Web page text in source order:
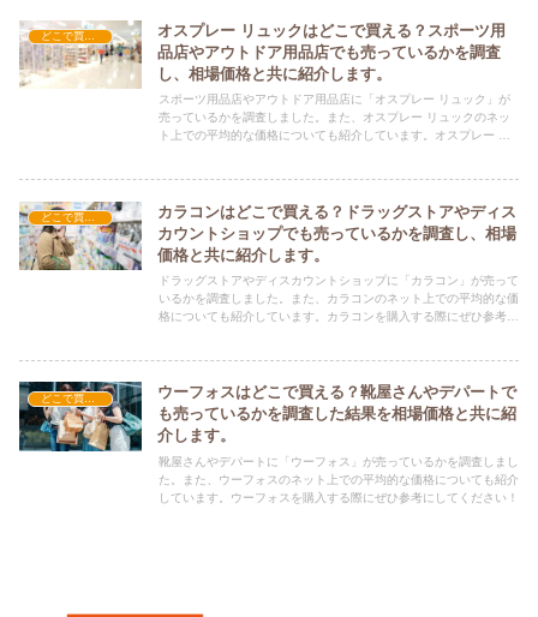
オスプレー リュックはどこで買える？スポーツ用
品店やアウトドア用品店でも売っているかを調査
し、相場価格と共に紹介します。
スポーツ用品店やアウトドア用品店に「オスプレー リュック」が
売っているかを調査しました。また、オスプレー リュックのネッ
ト上での平均的な価格についても紹介しています。オスプレー リ
カラコンはどこで買える？ドラッグストアやディス
カウントショップでも売っているかを調査し、相場
価格と共に紹介します。
ドラッグストアやディスカウントショップに「カラコン」が売って
いるかを調査しました。また、カラコンのネット上での平均的な価
格についても紹介しています。カラコンを購入する際にぜひ参考に
ウーフォスはどこで買える？靴屋さんやデパートで
も売っているかを調査した結果を相場価格と共に紹
介します。
靴屋さんやデパートに「ウーフォス」が売っているかを調査しまし
た。また、ウーフォスのネット上での平均的な価格についても紹介
しています。ウーフォスを購入する際にぜひ参考にしてください！